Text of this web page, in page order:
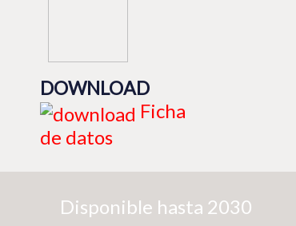
DOWNLOAD
Ficha
de datos
Disponible hasta 2030